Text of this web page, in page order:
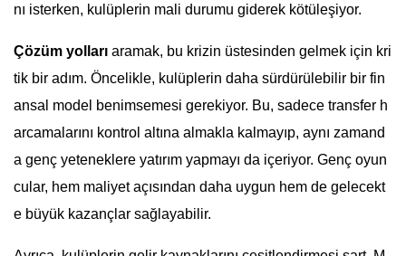
nı isterken, kulüplerin mali durumu giderek kötüleşiyor.
Çözüm yolları aramak, bu krizin üstesinden gelmek için kri
tik bir adım. Öncelikle, kulüplerin daha sürdürülebilir bir fin
ansal model benimsemesi gerekiyor. Bu, sadece transfer h
arcamalarını kontrol altına almakla kalmayıp, aynı zamand
a genç yeteneklere yatırım yapmayı da içeriyor. Genç oyun
cular, hem maliyet açısından daha uygun hem de gelecekt
e büyük kazançlar sağlayabilir.